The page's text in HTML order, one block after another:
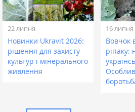
22 липня
Новинки Ukravit 2026:
рішення для захисту
культур і мінерального
живлення
16 липня
Вовчок
ріпаку: